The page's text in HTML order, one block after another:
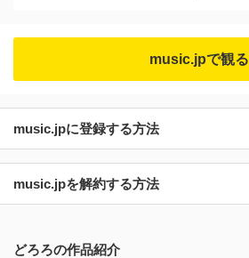
music.jpで観る
music.jpに登録する方法
music.jpを解約する方法
どろろの作品紹介